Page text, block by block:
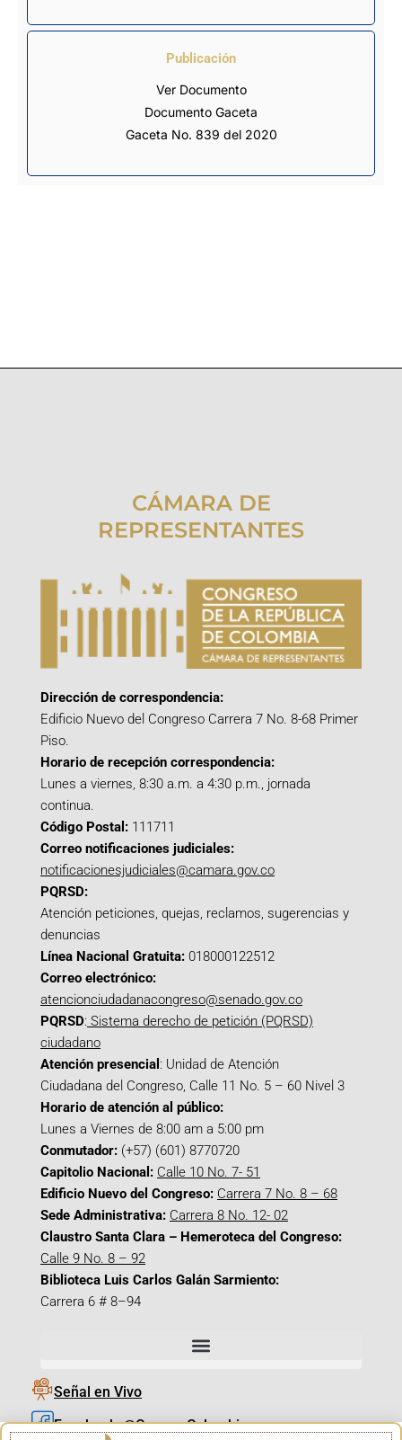
Publicación
Ver Documento
Documento Gaceta
Gaceta No. 839 del 2020
CÁMARA DE
REPRESENTANTES
Dirección de correspondencia:
Edificio Nuevo del Congreso Carrera 7 No. 8-68 Primer
Piso.
Horario de recepción correspondencia:
Lunes a viernes, 8:30 a.m. a 4:30 p.m., jornada
continua.
Código Postal: 111711
Correo notificaciones judiciales:
notificacionesjudiciales@camara.gov.co
PQRSD:
Atención peticiones, quejas, reclamos, sugerencias y
denuncias
Línea Nacional Gratuita: 018000122512
Correo electrónico:
atencionciudadanacongreso@senado.gov.co
PQRSD: Sistema derecho de petición (PQRSD)
ciudadano
Atención presencial : Unidad de Atención
Ciudadana del Congreso, Calle 11 No. 5 – 60 Nivel 3
Horario de atención al público:
Lunes a Viernes de 8:00 am a 5:00 pm
Conmutador: (+57) (601) 8770720
Capitolio Nacional: Calle 10 No. 7- 51
Edificio Nuevo del Congreso: Carrera 7 No. 8 – 68
Sede Administrativa: Carrera 8 No. 12- 02
Claustro Santa Clara – Hemeroteca del Congreso:
Calle 9 No. 8 – 92
Biblioteca Luis Carlos Galán Sarmiento:
Carrera 6 # 8–94
Señal en Vivo
Facebook_@CamaraColombia